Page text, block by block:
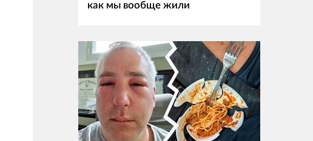
как мы вообще жили